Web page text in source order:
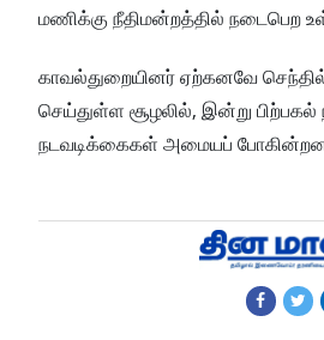
மணிக்கு நீதிமன்றத்தில் நடைபெற
காவல்துறையினர் ஏற்கனவே
செய்துள்ள சூழலில், இன்று பிற்பகல்
நடவடிக்கைகள் அமையப் போகின்றன.